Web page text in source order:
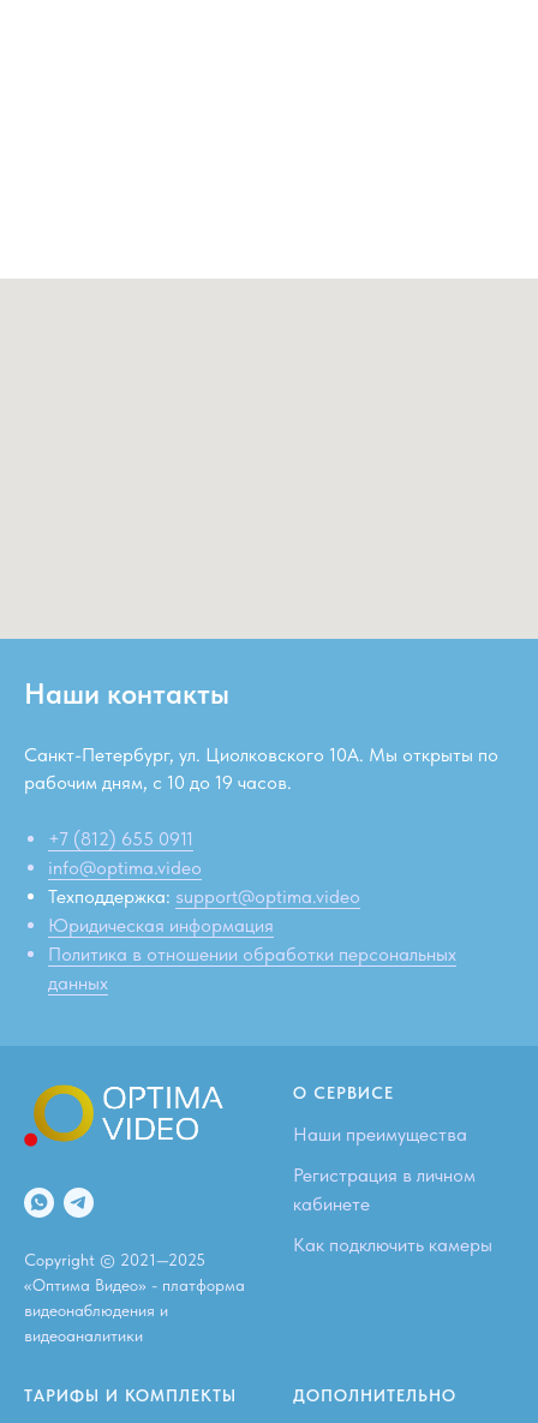
Наши контакты
Санкт-Петербург, ул. Циолковского 10А. Мы открыты по
рабочим дням, c 10 до 19 часов.
+7 (812) 655 0911
info@optima.video
Техподдержка: support@optima.video
Юридическая информация
Политика в отношении обработки персональных
данных
Copyright © 2021—2025
«Оптима Видео» - платформа
видеонаблюдения и
видеоаналитики
О СЕРВИСЕ
Наши преимущества
Регистрация в личном
кабинете
Как подключить камеры
ТАРИФЫ И КОМПЛЕКТЫ ДОПОЛНИТЕЛЬНО